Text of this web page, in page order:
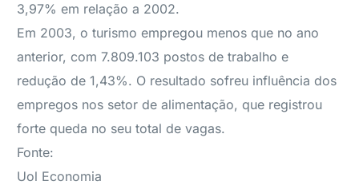
3,97% em relação a 2002.
Em 2003, o turismo empregou menos que no ano
anterior, com 7.809.103 postos de trabalho e
redução de 1,43%. O resultado sofreu influência dos
empregos nos setor de alimentação, que registrou
forte queda no seu total de vagas.
Fonte:
Uol Economia